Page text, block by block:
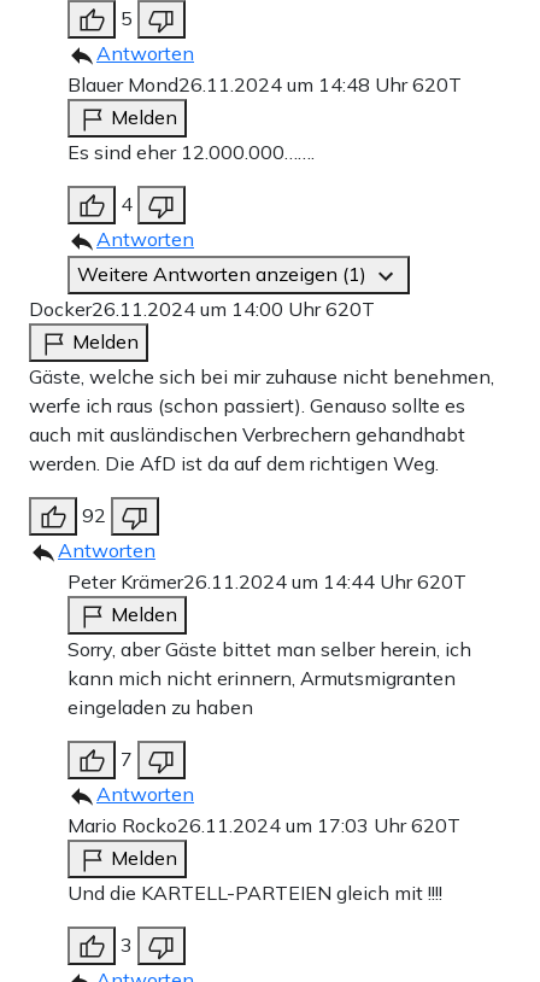
5
Antworten
Blauer Mond26.11.2024 um 14:48 Uhr620T
Melden
Es sind eher 12.000.000…….
4
Antworten
Weitere Antworten anzeigen (1)
Docker26.11.2024 um 14:00 Uhr620T
Melden
Gäste, welche sich bei mir zuhause nicht benehmen,
werfe ich raus (schon passiert). Genauso sollte es
auch mit ausländischen Verbrechern gehandhabt
werden. Die AfD ist da auf dem richtigen Weg.
92
Antworten
Peter Krämer26.11.2024 um 14:44 Uhr620T
Melden
Sorry, aber Gäste bittet man selber herein, ich
kann mich nicht erinnern, Armutsmigranten
eingeladen zu haben
7
Antworten
Mario Rocko26.11.2024 um 17:03 Uhr620T
Melden
Und die KARTELL-PARTEIEN gleich mit !!!!
3